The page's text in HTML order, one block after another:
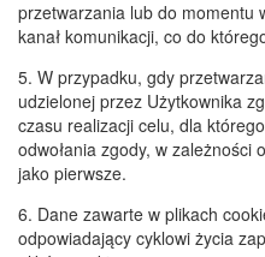
przetwarzania lub do momentu
kanał komunikacji, co do
5. W przypadku, gdy
udzielonej przez Użytkownika
czasu realizacji celu, dla
odwołania zgody, w
jako pierwsze.
6. Dane zawarte w plikach
odpowiadający cyklowi życia